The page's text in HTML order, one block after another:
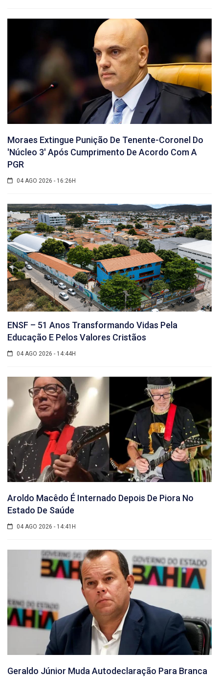
Moraes Extingue Punição De Tenente-Coronel Do
'núcleo 3' Após Cumprimento De Acordo Com A
PGR
04 AGO 2026 - 16:26H
ENSF – 51 Anos Transformando Vidas Pela
Educação E Pelos Valores Cristãos
04 AGO 2026 - 14:44H
Aroldo Macêdo É Internado Depois De Piora No
Estado De Saúde
04 AGO 2026 - 14:41H
Geraldo Júnior Muda Autodeclaração Para Branca